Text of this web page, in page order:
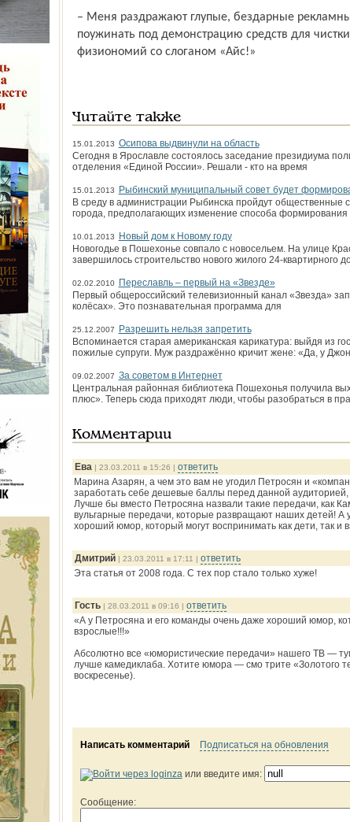
– Меня раздражают глупые, бездарные
поужинать под демонстрацию средств для
физиономий со слоганом «Айс!»
Читайте также
15.01.2013 Осипова выдвинули на область
Сегодня в Ярославле состоялось заседание президиума
отделения «Единой России». Решали - кто на время
15.01.2013
Рыбинский муниципальный совет будет
В среду в администрации Рыбинска пройдут общественные
города, предполагающих изменение способа формирования
10.01.2013
Новый дом к Новому году
Новогодье в Пошехонье совпало с новосельем. На улице
завершилось строительство нового жилого 24-квартирного
02.02.2010
Переславль – первый на «Звезде»
Первый общероссийский телевизионный канал «Звезда»
колёсах». Это познавательная программа для
25.12.2007
Разрешить нельзя запретить
Вспоминается старая американская карикатура: выйдя из
пожилые супруги. Муж раздражённо кричит жене: «Да, у
09.02.2007 За советом в Интернет
Центральная районная библиотека Пошехонья получила
плюс». Теперь сюда приходят люди, чтобы разобраться в
Комментарии
Ева | 23.03.2011 в 15:26 | ответить
Марина Азарян, а чем это вам не угодил Петросян и
заработать себе дешевые баллы перед данной
Лучше бы вместо Петросяна назвали такие передачи, как
вульгарные передачи, которые развращают наших детей! А
хороший юмор, который могут воспринимать как дети, так и
Дмитрий| 23.03.2011 в 17:11 | ответить
Эта статья от 2008 года. С тех пор стало только хуже!
Гость| 28.03.2011 в 09:16 | ответить
«А у Петросяна и его команды очень даже хороший юмор,
взрослые!!!»
Абсолютно все «юмористические передачи» нашего ТВ —
лучше камедиклаба. Хотите юмора — смо трите «Золотого
воскресенье).
Написать комментарий Подписаться на обновления
или введите имя:
Сообщение: